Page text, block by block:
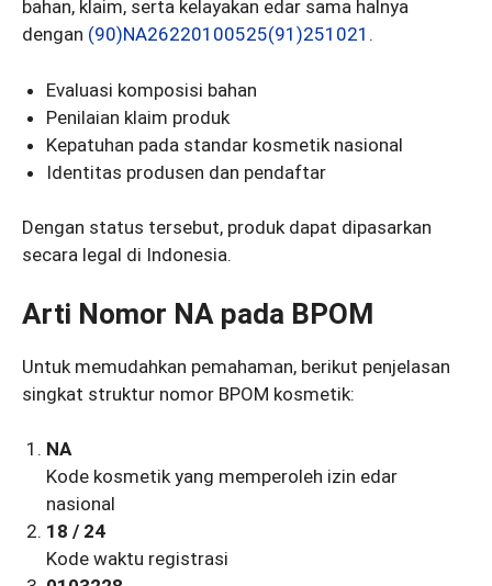
bahan, klaim, serta kelayakan edar sama halnya
dengan (90)NA26220100525(91)251021 .
Evaluasi komposisi bahan
Penilaian klaim produk
Kepatuhan pada standar kosmetik nasional
Identitas produsen dan pendaftar
Dengan status tersebut, produk dapat dipasarkan
secara legal di Indonesia.
Arti Nomor NA pada BPOM
Untuk memudahkan pemahaman, berikut penjelasan
singkat struktur nomor BPOM kosmetik:
NA
Kode kosmetik yang memperoleh izin edar
nasional
18 / 24
Kode waktu registrasi